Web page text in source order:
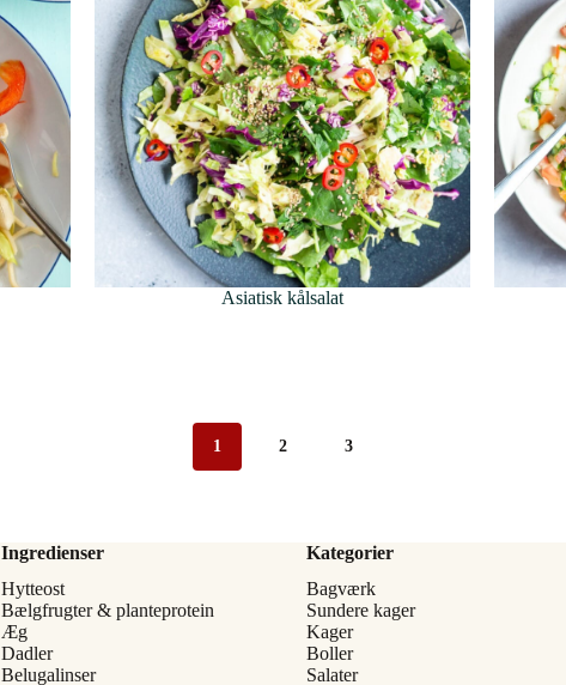
Asiatisk kålsalat
1 2 3
Ingredienser
Hytteost
Bælgfrugter & planteprotein
Æg
Dadler
Belugalinser
Kategorier
Bagværk
Sundere kager
Kager
Boller
Salater